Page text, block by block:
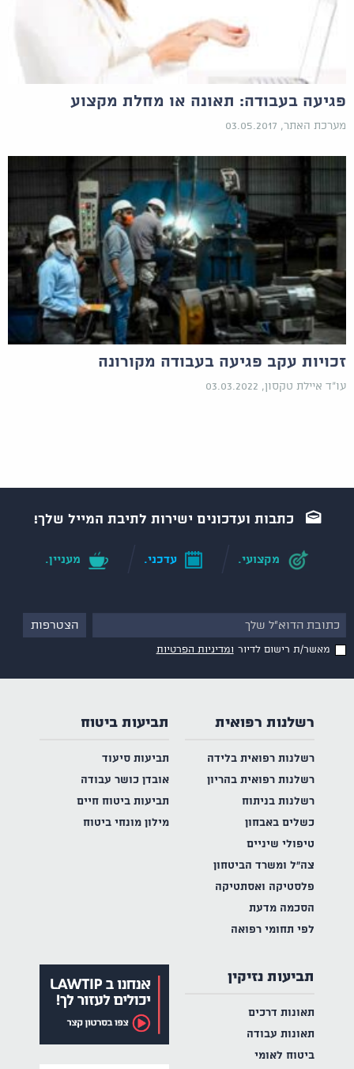
פגיעה בעבודה: תאונה או מחלת מקצוע
מערכת האתר, 03.05.2017
זכויות עקב פגיעה בעבודה מקורונה
עו"ד איילת טקסון, 03.03.2022
כתבות ועדכונים ישירות לתיבת המייל שלך!
מקצועי. עדכני. מעניין.
מאשר/ת רישום לדיור ומדיניות הפרטיות
רשלנות רפואית
רשלנות רפואית בלידה
רשלנות רפואית בהריון
רשלנות בניתוח
כשלים באבחון
טיפולי שיניים
צה"ל ומשרד הביטחון
פלסטיקה ואסתטיקה
הסכמה מדעת
לפי תחומי רפואה
תביעות ביטוח
תביעות סיעוד
אובדן כושר עבודה
תביעות ביטוח חיים
מילון מונחי ביטוח
תביעות נזיקין
תאונות דרכים
תאונות עבודה
ביטוח לאומי